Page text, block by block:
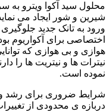
محلول سید آکوا ویترو به
شیرین و شور ایجاد می
ورود به تانک جدید
اختصاصی برای آکواریوم
هوازی و بی هوازی که
نیترات ها و نیتریت ها را
نموده است.
شرایط ضروری برای رشد و